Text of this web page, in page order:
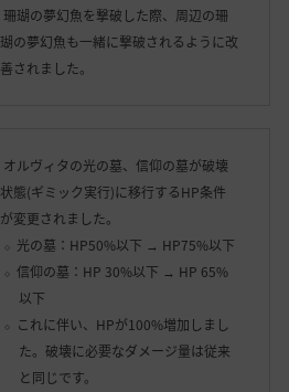
珊瑚の夢幻魚を撃破した際、周辺の珊
瑚の夢幻魚も一緒に撃破されるように改
善されました。
オルヴィタの光の墓、信仰の墓が破壊
状態(ギミック実行)に移行するHP条件
が変更されました。
光の墓：HP50%以下 → HP75%以下
信仰の墓：HP 30%以下 → HP 65%
以下
これに伴い、HPが100%増加しまし
た。破壊に必要なダメージ量は従来
と同じです。